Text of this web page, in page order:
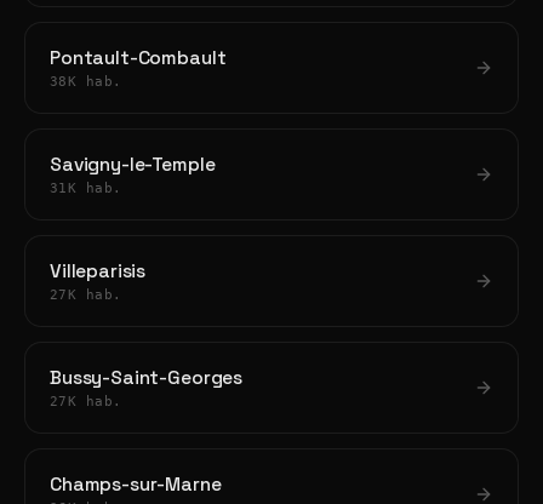
Pontault-Combault
38K hab.
Savigny-le-Temple
31K hab.
Villeparisis
27K hab.
Bussy-Saint-Georges
27K hab.
Champs-sur-Marne